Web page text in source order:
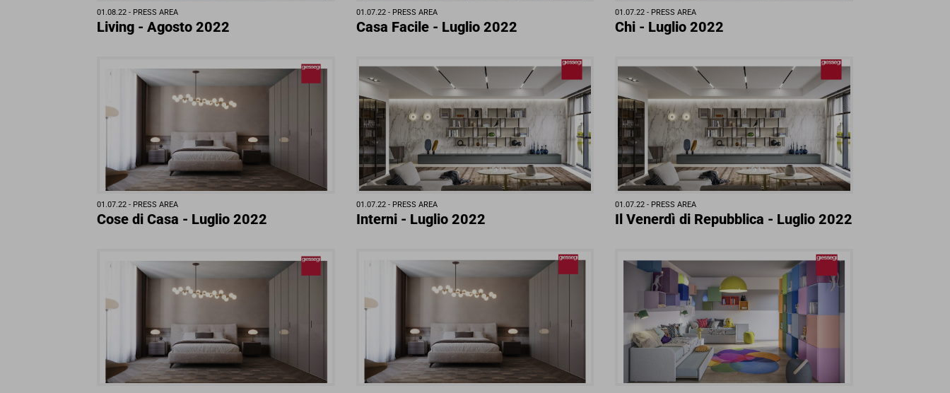
01.08.22 - PRESS AREA
Living - Agosto 2022
01.07.22 - PRESS AREA
Casa Facile - Luglio 2022
01.07.22 - PRESS AREA
Chi - Luglio 2022
01.07.22 - PRESS AREA
Cose di Casa - Luglio 2022
01.07.22 - PRESS AREA
Interni - Luglio 2022
01.07.22 - PRESS AREA
Il Venerdì di Repubblica - Luglio 2022